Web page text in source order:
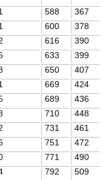
588
367
600
378
616
390
633
399
650
407
669
424
689
436
710
448
731
461
751
472
771
490
792
509